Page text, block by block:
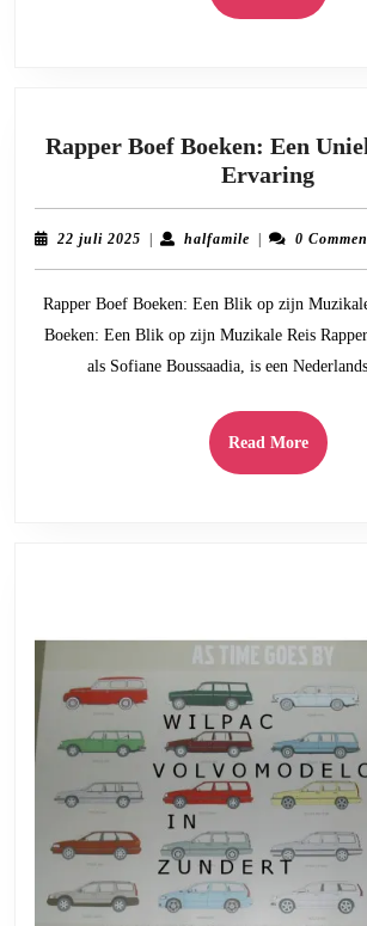
More
Rapper Boef Boeken: Een
Ervaring
Boef
22 juli 2025 22| halfamilehalfamile
| 0
Rapper Boef Boeken: Een Blik op zijn
Boeken: Een Blik op zijn Muzikale Reis
als Sofiane Boussaadia, is een
Read MoreRead
More